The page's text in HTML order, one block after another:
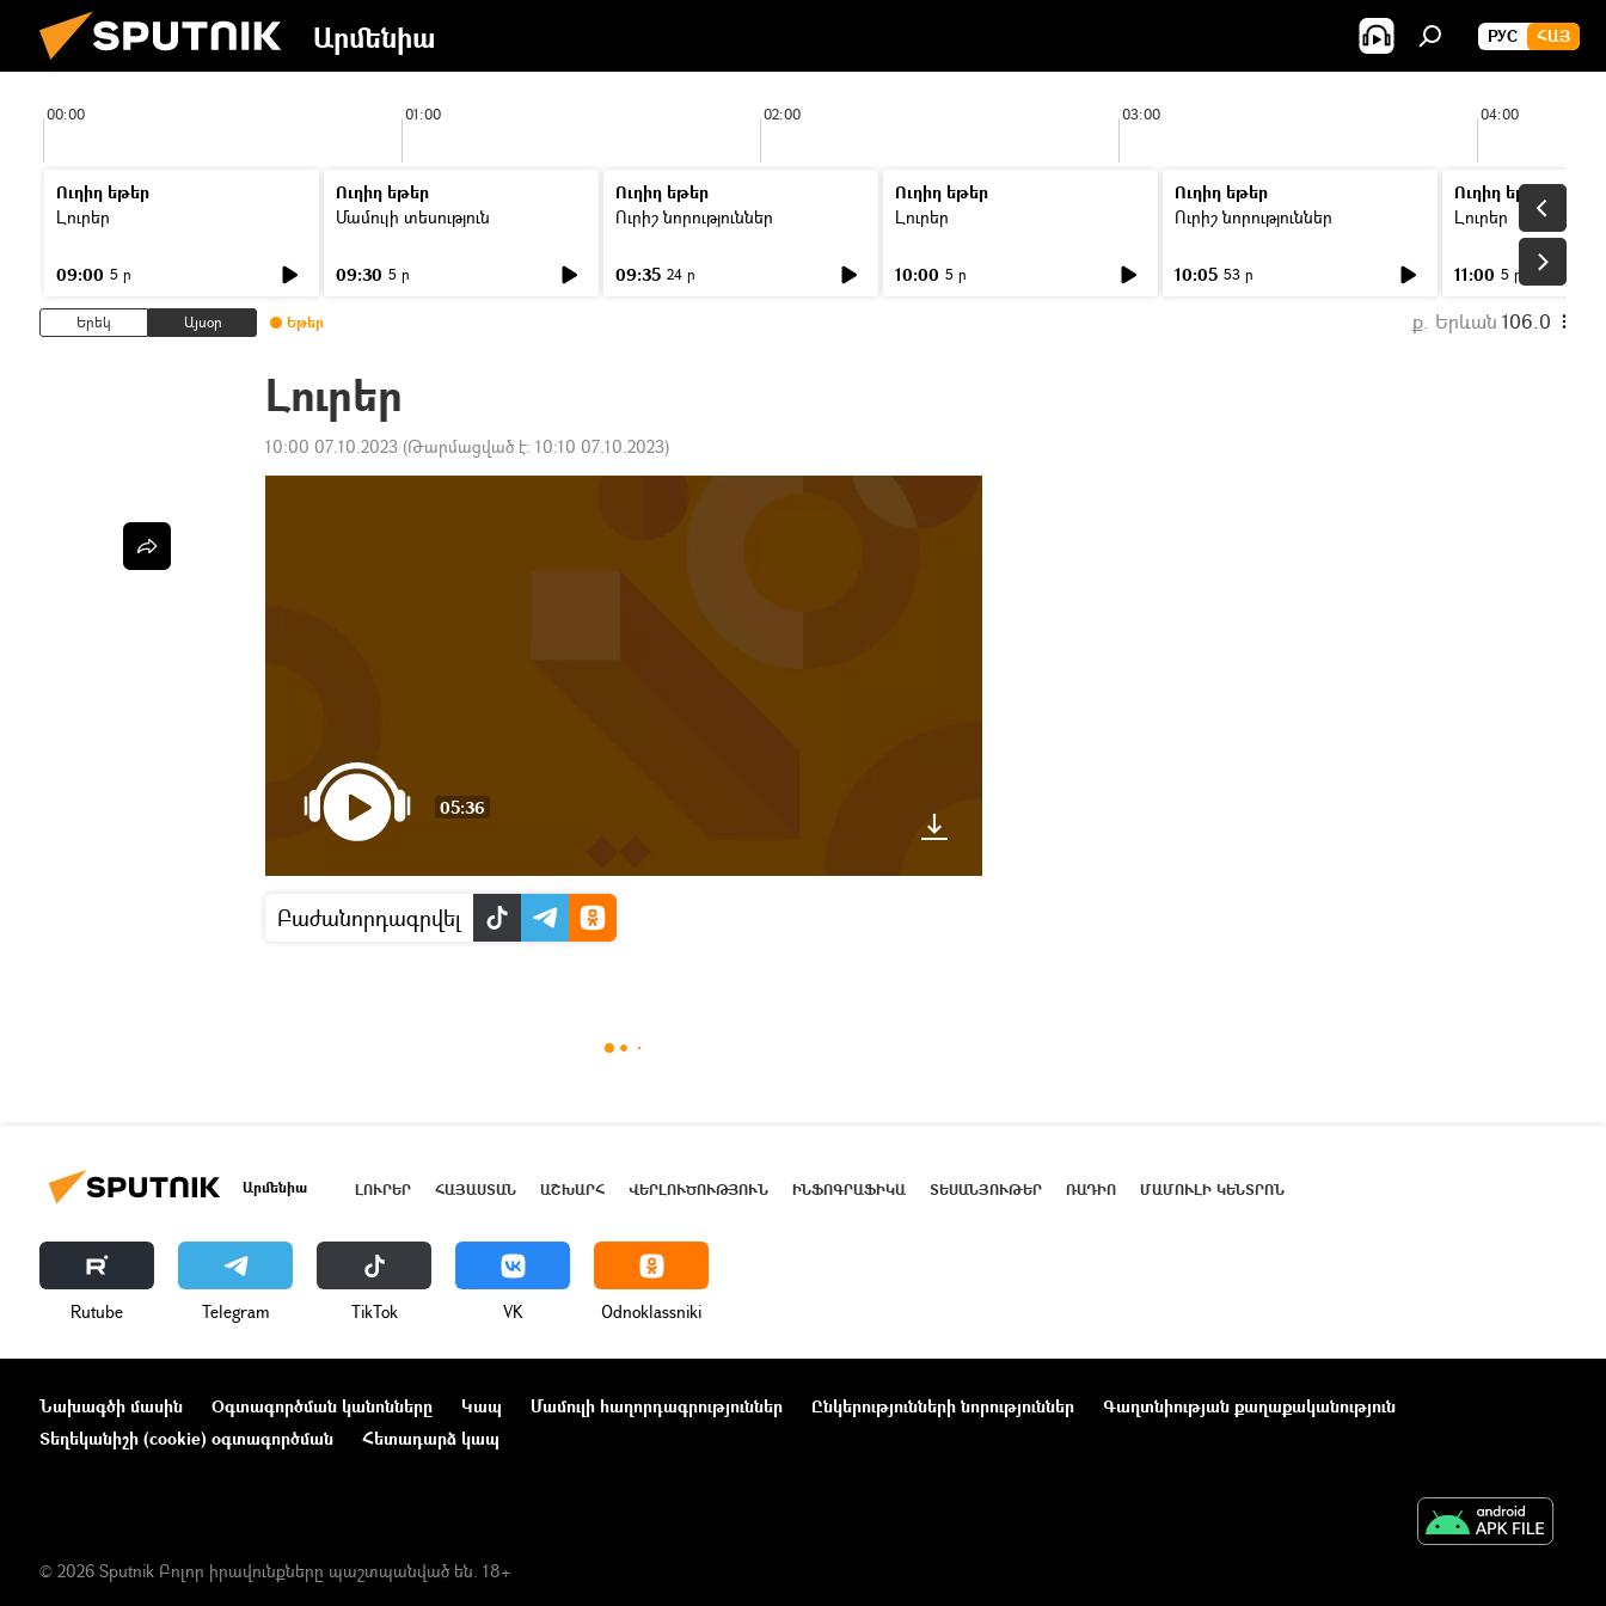
Արմենիա РУС ՀԱՅ
00:00 01:00 02:00 03:00 04:00
Ուղիղ եթեր
Լուրեր
09:00 5 ր
Ուղիղ եթեր
Մամուլի տեսություն
09:30 5 ր
Ուղիղ եթեր
Ուրիշ նորություններ
09:35 24 ր
Ուղիղ եթեր
Լուրեր
10:00 5 ր
Ուղիղ եթեր
Ուրիշ նորություններ
10:05 53 ր
Ուղիղ եթեր
Լուրեր
11:00 5 ր
Երեկ Այսօր Եթեր ք. Երևան 106.0
Լուրեր
10:00 07.10.2023 (Թարմացված է: 10:10 07.10.2023)
05:36
Բաժանորդագրվել
Արմենիա ԼՈՒՐԵՐ ՀԱՅԱՍՏԱՆ ԱՇԽԱՐՀ ՎԵՐԼՈՒԾՈՒԹՅՈՒՆ ԻՆՖՈԳՐԱՖԻԿԱ ՏԵՍԱՆՅՈՒԹԵՐ ՌԱԴԻՈ ՄԱՄՈՒԼԻ ԿԵՆՏՐՈՆ
Rutube Telegram ТikТоk VK Odnoklassniki
Նախագծի մասին Օգտագործման կանոնները Կապ Մամուլի հաղորդագրություններ Ընկերությունների նորություններ
Գաղտնիության քաղաքականություն
Տեղեկանիշի (cookie) օգտագործման
Հետադարձ կապ
© 2026 Sputnik Բոլոր իրավունքները պաշտպանված են. 18+